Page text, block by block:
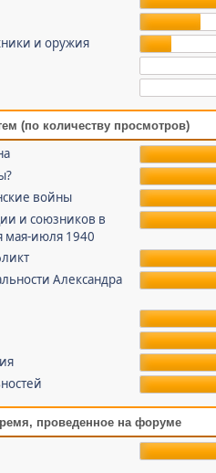
и оружия
(по количеству просмотров)
войны
и союзников в
мая-июля 1940
Александра
проведенное на форуме